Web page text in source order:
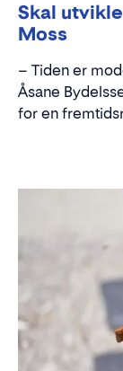
Skal
Moss
– Tiden er
Åsane
for en